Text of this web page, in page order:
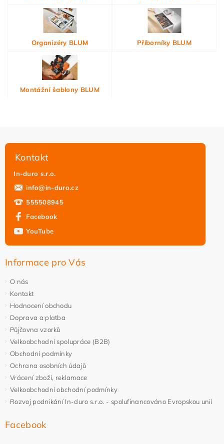
Organizéry BLUM Příborníky BLUM
Montážní šablony BLUM
Kontakt
In-duro s.r.o.
info@in-duro.cz
555508945
Facebook
YouTube
Informace pro Vás
O nás
Kontakt
Hodnocení obchodu
Doprava a platba
Půjčovna vzorků
Velkoobchodní spolupráce (B2B)
Obchodní podmínky
Ochrana osobních údajů
Vrácení zboží, reklamace
Velkoobchodní obchodní podmínky
Rozvoj podnikání In-duro s.r.o. - spolufinancováno Evropskou unií
Facebook